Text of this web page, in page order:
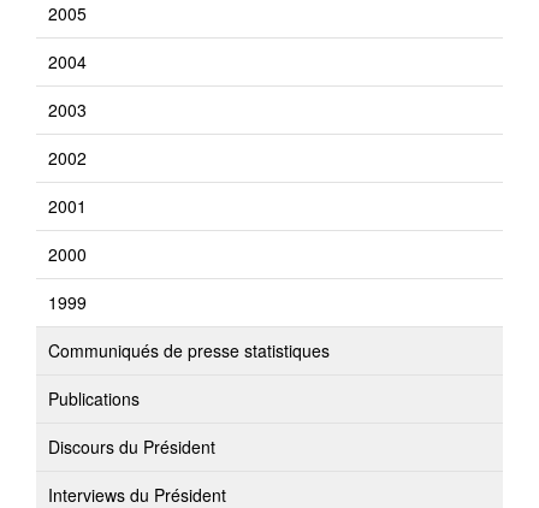
2005
2004
2003
2002
2001
2000
1999
Communiqués de presse statistiques
Publications
Discours du Président
Interviews du Président